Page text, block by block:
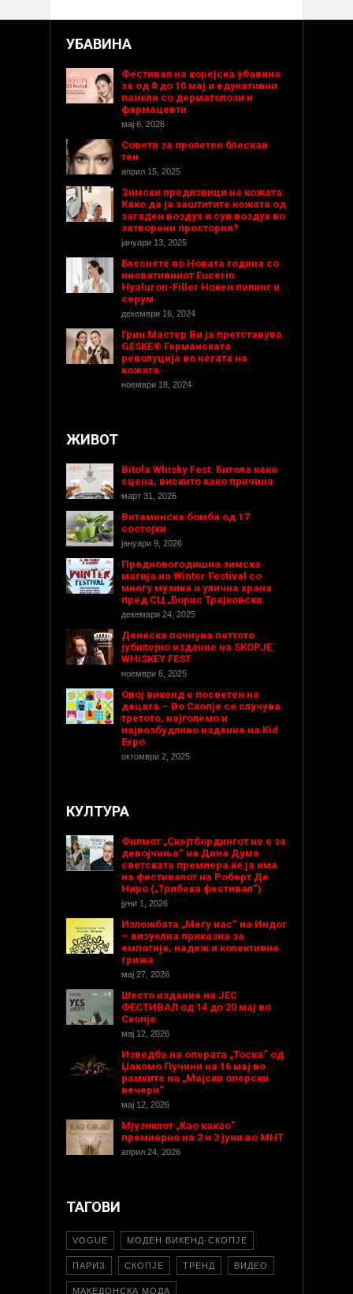
УБАВИНА
Фестивал на корејска убавина
за од 8 до 10 мај и едукативни
панели со дерматолози и
фармацевти
мај 6, 2026
Совети за пролетен блескав
тен
април 15, 2025
Зимски предизвици на кожата:
Како да ја заштитите кожата од
загаден воздух и сув воздух во
затворени простории?
јануари 13, 2025
Блеснете во Новата година со
иновативниот Eucerin
Hyaluron-Filler Ноќен пилинг и
серум
декември 16, 2024
Грин Мастер Ви ја претставува
GESKE® Германската
револуција во негата на
кожата
ноември 18, 2024
ЖИВОТ
Bitola Whisky Fest: Битола како
сцена, вискито како причина
март 31, 2026
Витаминска бомба од 17
состојки
јануари 9, 2026
Предновогодишнa зимска
магија на Winter Festival со
многу музика и улична храна
пред СЦ „Борис Трајковски
декември 24, 2025
Денеска почнува петтото
јубилејно издание на SKOPJE
WHISKEY FEST
ноември 6, 2025
Овој викенд е посветен на
децата – Во Скопје се случува
третото, најголемо и
највозбудливо издание на Kid
Expo
октомври 2, 2025
КУЛТУРА
Филмот „Скејтбордингот не е за
девојчиња“ на Дина Дума
светската премиера ќе ја има
на фестивалот на Роберт Де
Ниро („Трибека фестивал“)
јуни 1, 2026
Изложбата „Меѓу нас“ на Индог
– визуелна приказна за
емпатија, надеж и колективна
грижа
мај 27, 2026
Шесто издание на ЈЕС
ФЕСТИВАЛ од 14 до 20 мај во
Скопје
мај 12, 2026
Изведба на операта „Тоска“ од
Џакомо Пучини на 16 мај во
рамките на „Мајски оперски
вечери“
мај 12, 2026
Мјузиклот „Као какао“
премиерно на 2 и 3 јуни во МНТ
април 24, 2026
ТАГОВИ
VOGUE МОДЕН ВИКЕНД-СКОПЈЕ
ПАРИЗ СКОПЈЕ ТРЕНД ВИДЕО
МАКЕДОНСКА МОДА